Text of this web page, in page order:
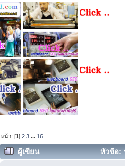
หน้า: [1]2 3 ... 16
ผู้เขียน
หัวข้อ: